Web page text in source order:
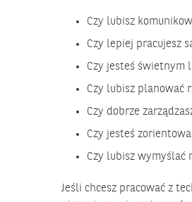
Czy lubisz
Czy lepiej pracujesz
Czy jesteś świetnym
Czy lubisz planować
Czy dobrze
Czy jesteś
Czy lubisz wymyślać
Jeśli chcesz pracować z